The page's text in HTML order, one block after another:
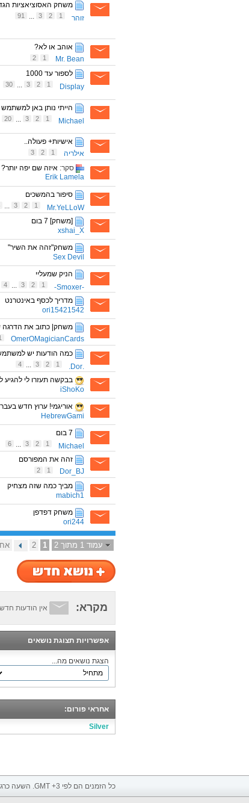
משחק האסוציאציות הגדול של
זוהר
1
2
3
...
91
אוהב או לא?
Mr. Bean
1
2
לספור עד 1000
Display
1
2
3
...
30
הייתי נותן באן
Michael
1
2
3
20
אישיות+ פעולה..
אילריה
1
2
3
סקר: איזה שם יפה יותר?
Erik Lamela
סיפור בהמשכים
Mr.YeLLoW
1
2
3
...
[משחק] 7 בום
xshai_X
משחק"זהה את השיר"
Sex Devil
הניק שמעליי
-Smoxer-
1
2
3
...
4
מדריך לכסף באינטרנט
ori15421542
משחק| כתוב את
OmerOMagicianCards
כמה הודעות יש
.Dor.
1
2
3
...
4
בבקשה תעזרו לי להגיע
iShoKo
אוריגמי! ערוץ חדש
HebrewGami
7 בום
Michael
1
2
3
...
6
זהה את המפורסם
Dor_BJ
1
2
מביך כמה שזה מצחיק
mabich1
משחק דפדפן
ori244
עמוד 1 מתוך 2 1
2
מקרא: אין הודעות
אפשרויות תצוגת נושאים
הצגת נושאים מה...
אחראי פורום:
Silver
כל הזמנים הם לפי GMT +3. השעה כרגע היא